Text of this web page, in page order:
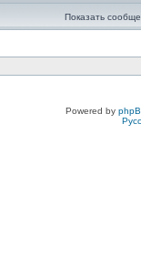
Показать
Powered by